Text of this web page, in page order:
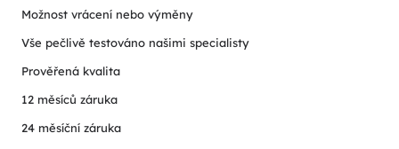
Možnost vrácení nebo výměny
Vše pečlivě testováno našimi specialisty
Prověřená kvalita
12 měsíců záruka
24 měsíční záruka